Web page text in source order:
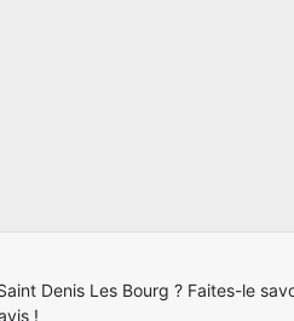
Denis Les Bourg ? Faites-le
!